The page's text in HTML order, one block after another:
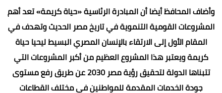
وأضاف المحافظ أيضا أن المبادرة الرئاسية «حياة كريمة» تعد أهم
المشروعات القومية التنموية في تاريخ مصر الحديث وتهدف في
المقام الأول إلى الارتقاء بالإنسان المصري البسيط ليحيا حياة
كريمة ويعتبر هذا المشروع العظيم من أكبر المشروعات التي
تتبناها الدولة لتحقيق رؤية مصر 2030 عن طريق رفع مستوى
جودة الخدمات المقدمة للمواطنين في مختلف القطاعات